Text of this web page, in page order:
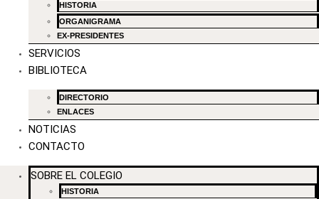
HISTORIA
ORGANIGRAMA
EX-PRESIDENTES
SERVICIOS
BIBLIOTECA
DIRECTORIO
ENLACES
NOTICIAS
CONTACTO
SOBRE EL COLEGIO
HISTORIA